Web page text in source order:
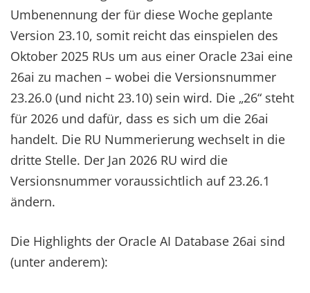
Umbenennung der für diese Woche geplante
Version 23.10, somit reicht das einspielen des
Oktober 2025 RUs um aus einer Oracle 23ai eine
26ai zu machen – wobei die Versionsnummer
23.26.0 (und nicht 23.10) sein wird. Die „26“ steht
für 2026 und dafür, dass es sich um die 26ai
handelt. Die RU Nummerierung wechselt in die
dritte Stelle. Der Jan 2026 RU wird die
Versionsnummer voraussichtlich auf 23.26.1
ändern.
Die Highlights der Oracle AI Database 26ai sind
(unter anderem):